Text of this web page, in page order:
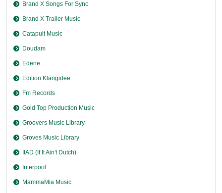
Brand X Songs For Sync
Brand X Trailer Music
Catapult Music
Doudam
Edene
Edition Klangidee
Fm Records
Gold Top Production Music
Groovers Music Library
Groves Music Library
IIAD (If It Ain't Dutch)
Interpool
MammaMia Music